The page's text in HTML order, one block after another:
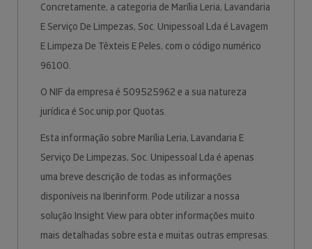
Concretamente, a categoria de Marília Leria, Lavandaria
E Serviço De Limpezas, Soc. Unipessoal Lda é Lavagem
E Limpeza De Têxteis E Peles, com o código numérico
96100.
O NIF da empresa é 509525962 e a sua natureza
jurídica é Soc.unip.por Quotas.
Esta informação sobre Marília Leria, Lavandaria E
Serviço De Limpezas, Soc. Unipessoal Lda é apenas
uma breve descrição de todas as informações
disponíveis na Iberinform. Pode utilizar a nossa
solução Insight View para obter informações muito
mais detalhadas sobre esta e muitas outras empresas.